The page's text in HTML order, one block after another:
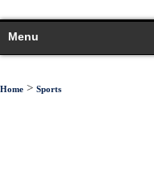
Menu
Home > Sports